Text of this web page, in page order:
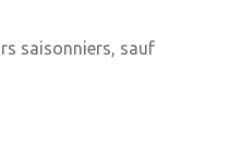
saisonniers, sauf